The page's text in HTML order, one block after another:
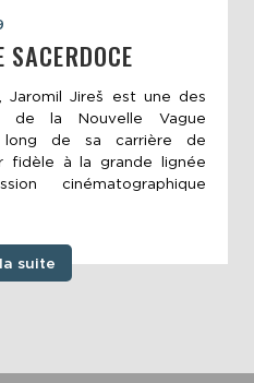
Jaromil Jireš est une des
de la Nouvelle Vague
de sa carrière de
fidèle à la grande lignée
cinématographique
suite